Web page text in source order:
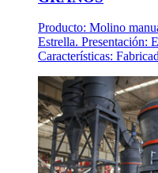
Producto: Molino
Estrella. Presentación:
Características: